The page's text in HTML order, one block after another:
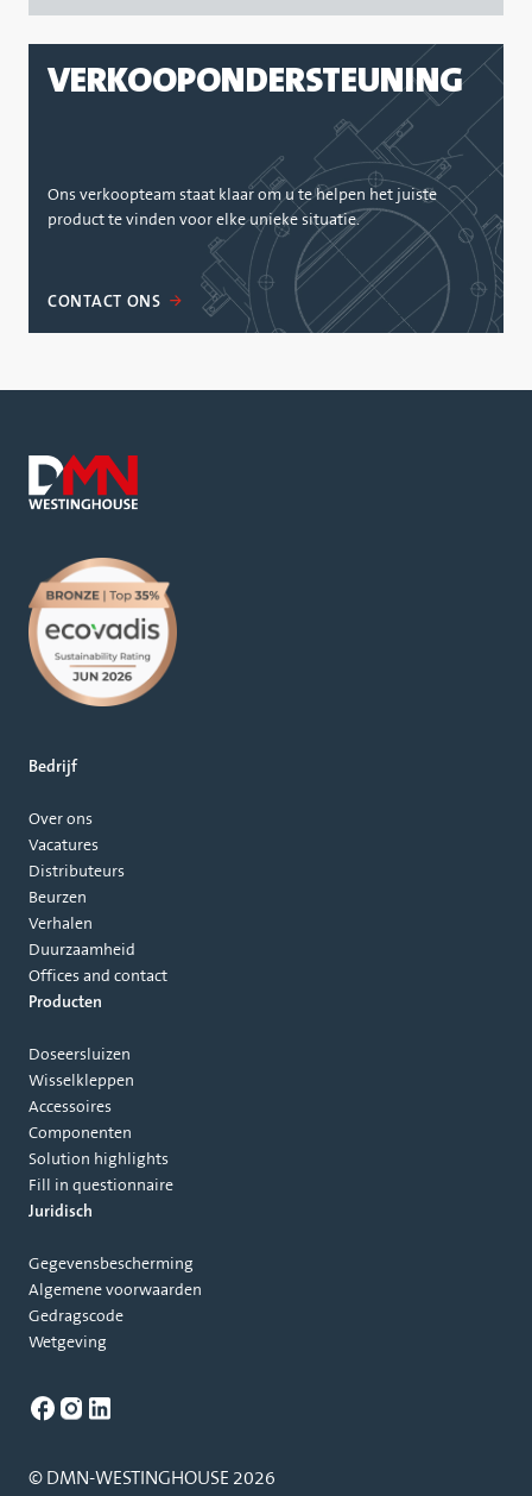
VERKOOPONDERSTEUNING
Ons verkoopteam staat klaar om u te helpen het juiste
product te vinden voor elke unieke situatie.
CONTACT ONS
Bedrijf
Over ons
Vacatures
Distributeurs
Beurzen
Verhalen
Duurzaamheid
Offices and contact
Producten
Doseersluizen
Wisselkleppen
Accessoires
Componenten
Solution highlights
Fill in questionnaire
Juridisch
Gegevensbescherming
Algemene voorwaarden
Gedragscode
Wetgeving
© DMN-WESTINGHOUSE 2026